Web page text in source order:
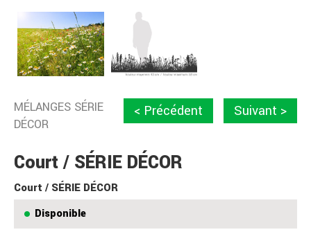
Suivant >
< Précédent
MÉLANGES SÉRIE
DÉCOR
Court / SÉRIE DÉCOR
Court / SÉRIE DÉCOR
Disponible